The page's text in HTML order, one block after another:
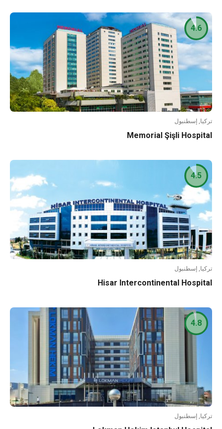
تركيا, إسطنبول
Memorial Şişli Hospital
4.6
تركيا, إسطنبول
Hisar Intercontinental Hospital
4.5
تركيا, إسطنبول
4.8